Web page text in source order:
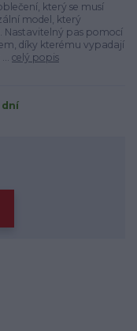
který se musí
model, který
Nastavitelný pas pomocí
díky kterému vypadají
celý popis
dní